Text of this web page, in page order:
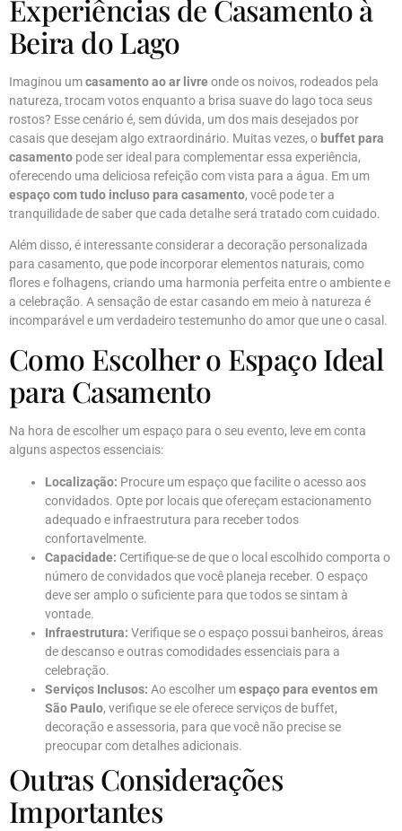
Experiências de Casamento à
Beira do Lago
Imaginou umcasamento ao ar livreonde os noivos, rodeados pela
natureza, trocam votos enquanto a brisa suave do lago toca seus
rostos? Esse cenário é, sem dúvida, um dos mais desejados por
casais que desejam algo extraordinário. Muitas vezes, o buffet para
casamento pode ser ideal para complementar essa experiência,
oferecendo uma deliciosa refeição com vista para a água. Em um
espaço com tudo incluso para casamento, você pode ter a
tranquilidade de saber que cada detalhe será tratado com cuidado.
Além disso, é interessante considerar a decoração personalizada
para casamento, que pode incorporar elementos naturais, como
flores e folhagens, criando uma harmonia perfeita entre o ambiente e
a celebração. A sensação de estar casando em meio à natureza é
incomparável e um verdadeiro testemunho do amor que une o casal.
Como Escolher o Espaço Ideal
para Casamento
Na hora de escolher um espaço para o seu evento, leve em conta
alguns aspectos essenciais:
Localização: Procure um espaço que facilite o acesso aos
convidados. Opte por locais que ofereçam estacionamento
adequado e infraestrutura para receber todos
confortavelmente.
Capacidade: Certifique-se de que o local escolhido comporta o
número de convidados que você planeja receber. O espaço
deve ser amplo o suficiente para que todos se sintam à
vontade.
Infraestrutura: Verifique se o espaço possui banheiros, áreas
de descanso e outras comodidades essenciais para a
celebração.
Serviços Inclusos: Ao escolher umespaço para eventos em
São Paulo, verifique se ele oferece serviços de buffet,
decoração e assessoria, para que você não precise se
preocupar com detalhes adicionais.
Outras Considerações
Importantes